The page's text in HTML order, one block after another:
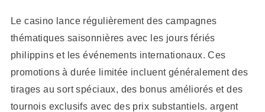
Le casino lance régulièrement des campagnes
thématiques saisonnières avec les jours fériés
philippins et les événements internationaux. Ces
promotions à durée limitée incluent généralement des
tirages au sort spéciaux, des bonus améliorés et des
tournois exclusifs avec des prix substantiels. argent